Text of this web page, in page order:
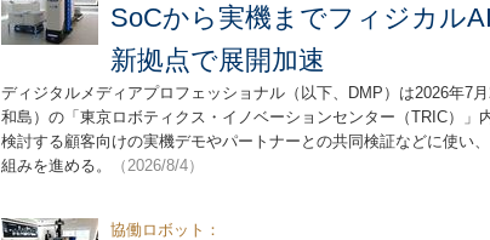
SoCから実機までフィジカル
新拠点で展開加速
ディジタルメディアプロフェッショナル（以下、DMP）は2026年7
和島）の「東京ロボティクス・イノベーションセンター（TRIC）」
検討する顧客向けの実機デモやパートナーとの共同検証などに使い
組みを進める。
（2026/8/4）
協働ロボット：